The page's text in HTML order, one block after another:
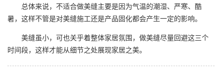
总体来说，不适合做美缝主要是因为气温的潮湿、严寒、酷
暑，这样不管是对美缝施工还是产品固化都会产生一定的影响。
美缝虽小，可也关乎着整体家居氛围，做美缝尽量回避这三个
时间段，这样才能从细节之处展现家居之美。